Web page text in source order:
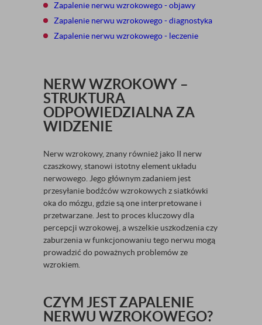
Zapalenie nerwu wzrokowego - objawy
Zapalenie nerwu wzrokowego - diagnostyka
Zapalenie nerwu wzrokowego - leczenie
NERW WZROKOWY –
STRUKTURA
ODPOWIEDZIALNA ZA
WIDZENIE
Nerw wzrokowy, znany również jako II nerw
czaszkowy, stanowi istotny element układu
nerwowego. Jego głównym zadaniem jest
przesyłanie bodźców wzrokowych z siatkówki
oka do mózgu, gdzie są one interpretowane i
przetwarzane. Jest to proces kluczowy dla
percepcji wzrokowej, a wszelkie uszkodzenia czy
zaburzenia w funkcjonowaniu tego nerwu mogą
prowadzić do poważnych problemów ze
wzrokiem.
CZYM JEST ZAPALENIE
NERWU WZROKOWEGO?